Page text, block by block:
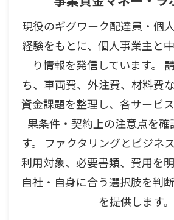
現役のギグワーク配達員・個
経験をもとに、個人事業主と
り情報を発信しています。
ち、車両費、外注費、材料費
資金課題を整理し、各サービ
果条件・契約上の注意点を確
す。 ファクタリングとビジネ
利用対象、必要書類、費用を
自社・自身に合う選択肢を判
を提供します。